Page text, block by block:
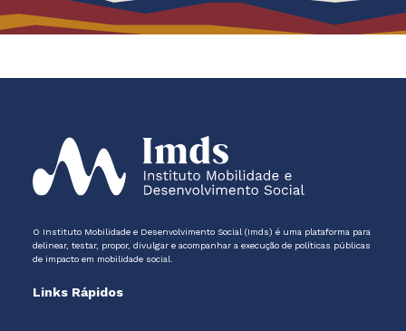
O Instituto Mobilidade e Desenvolvimento Social (Imds) é uma plataforma para
delinear, testar, propor, divulgar e acompanhar a execução de políticas públicas
de impacto em mobilidade social.
Links Rápidos